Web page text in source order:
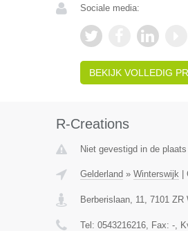
Sociale media:
BEKIJK VOLLEDIG
R-Creations
Niet gevestigd in de
Gelderland » Winterswijk|
Berberislaan, 11, 7101 ZR
Tel: 0543216216, Fax: -,